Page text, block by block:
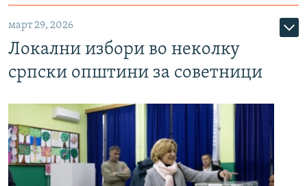
март 29, 2026
Локални избори во неколку
српски општини за советници